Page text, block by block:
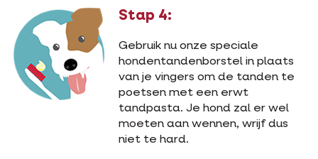
Stap 4:
Gebruik nu onze speciale
hondentandenborstel in plaats
van je vingers om de tanden te
poetsen met een erwt
tandpasta. Je hond zal er wel
moeten aan wennen, wrijf dus
niet te hard.